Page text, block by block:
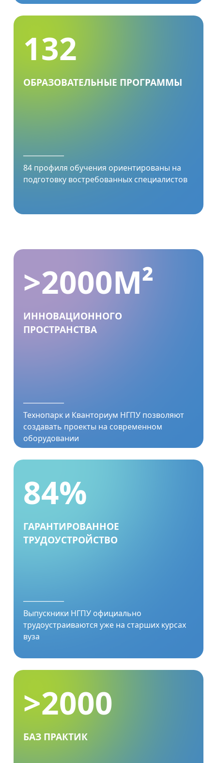
132
ОБРАЗОВАТЕЛЬНЫЕ ПРОГРАММЫ
84 профиля обучения ориентированы на
подготовку востребованных специалистов
>2000М²
ИННОВАЦИОННОГО
ПРОСТРАНСТВА
Технопарк и Кванториум НГПУ позволяют
создавать проекты на современном
оборудовании
84%
ГАРАНТИРОВАННОЕ
ТРУДОУСТРОЙСТВО
Выпускники НГПУ официально
трудоустраиваются уже на старших курсах
вуза
>2000
БАЗ ПРАКТИК